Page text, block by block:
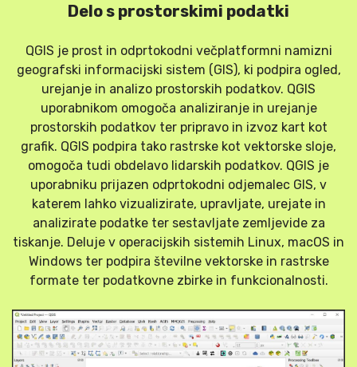
Delo s prostorskimi podatki
QGIS je prost in odprtokodni večplatformni namizni
geografski informacijski sistem (GIS), ki podpira ogled,
urejanje in analizo prostorskih podatkov. QGIS
uporabnikom omogoča analiziranje in urejanje
prostorskih podatkov ter pripravo in izvoz kart kot
grafik. QGIS podpira tako rastrske kot vektorske sloje,
omogoča tudi obdelavo lidarskih podatkov. QGIS je
uporabniku prijazen odprtokodni odjemalec GIS, v
katerem lahko vizualizirate, upravljate, urejate in
analizirate podatke ter sestavljate zemljevide za
tiskanje. Deluje v operacijskih sistemih Linux, macOS in
Windows ter podpira številne vektorske in rastrske
formate ter podatkovne zbirke in funkcionalnosti.